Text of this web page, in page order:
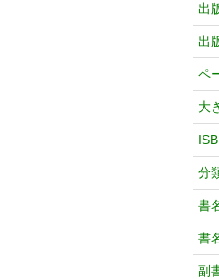
出
出
ペ
大
分
書
書
副